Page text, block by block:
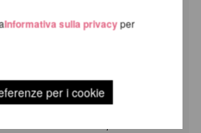
- 1,465m - 2,235m
-
Informativa sulla privacyper
per i cookie